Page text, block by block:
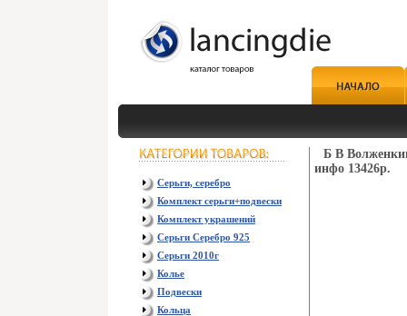
Серьги, серебро
Комплект серьги+подвески
Комплект украшений
Серьги Серебро 925
Серьги 2010г
Колье
Подвески
Кольца
Б В
инфо 13426p.